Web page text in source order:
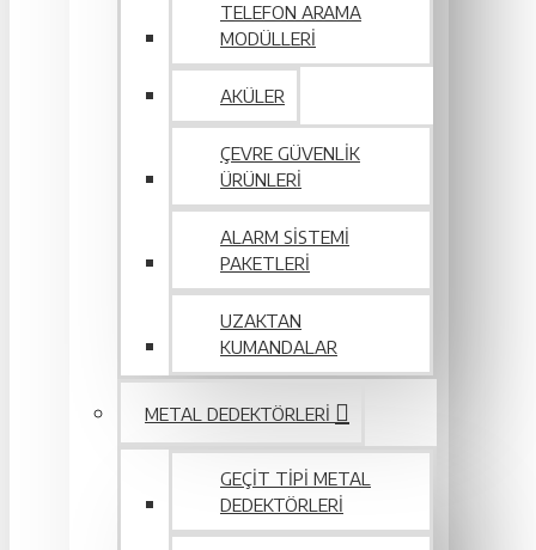
TELEFON ARAMA
MODÜLLERI
AKÜLER
ÇEVRE GÜVENLIK
ÜRÜNLERI
ALARM SISTEMI
PAKETLERI
UZAKTAN
KUMANDALAR
METAL DEDEKTÖRLERI
GEÇIT TIPI METAL
DEDEKTÖRLERI